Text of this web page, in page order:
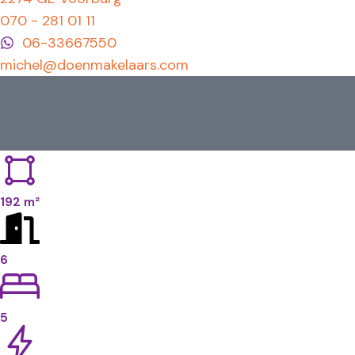
070 - 281 01 11
06-33667550
michel@doenmakelaars.com
192 m²
6
5